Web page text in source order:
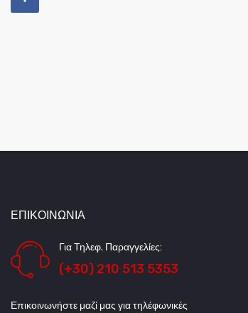
ΕΠΙΚΟΙΝΩΝΊΑ
Για Τηλεφ. Παραγγελίες:
(+30) 210 513 5353
Επικοινωνήστε μαζί μας για τηλέφωνικές